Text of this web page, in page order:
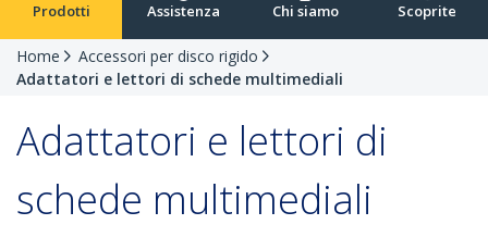
Prodotti Assistenza Chi siamo Scoprite
Home
Accessori per disco rigido
Adattatori e lettori di schede multimediali
Adattatori e lettori di
schede multimediali